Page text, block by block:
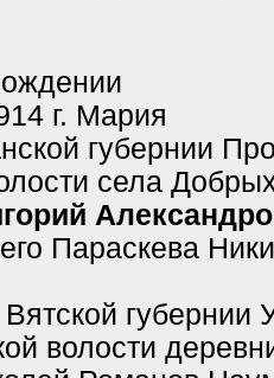
г. Мария
губернии
села
Параскева
губернии
волости